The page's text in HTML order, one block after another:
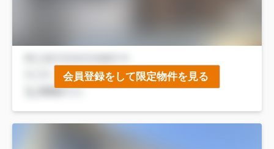
会員登録をして限定物件を見る